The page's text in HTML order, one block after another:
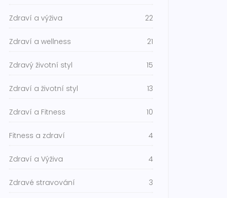
Zdraví a výživa 22
Zdraví a wellness 21
Zdravý životní styl 15
Zdraví a životní styl 13
Zdraví a Fitness 10
Fitness a zdraví 4
Zdraví a Výživa 4
Zdravé stravování 3